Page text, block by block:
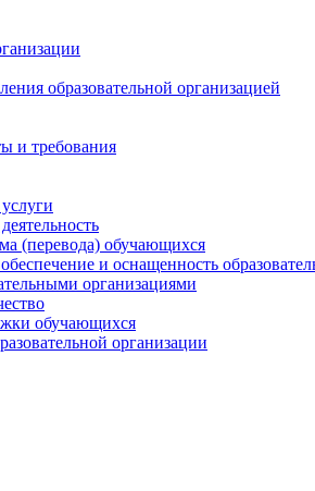
образовательной организацией
и требования
(перевода) обучающихся
и оснащенность
организациями
обучающихся
организации